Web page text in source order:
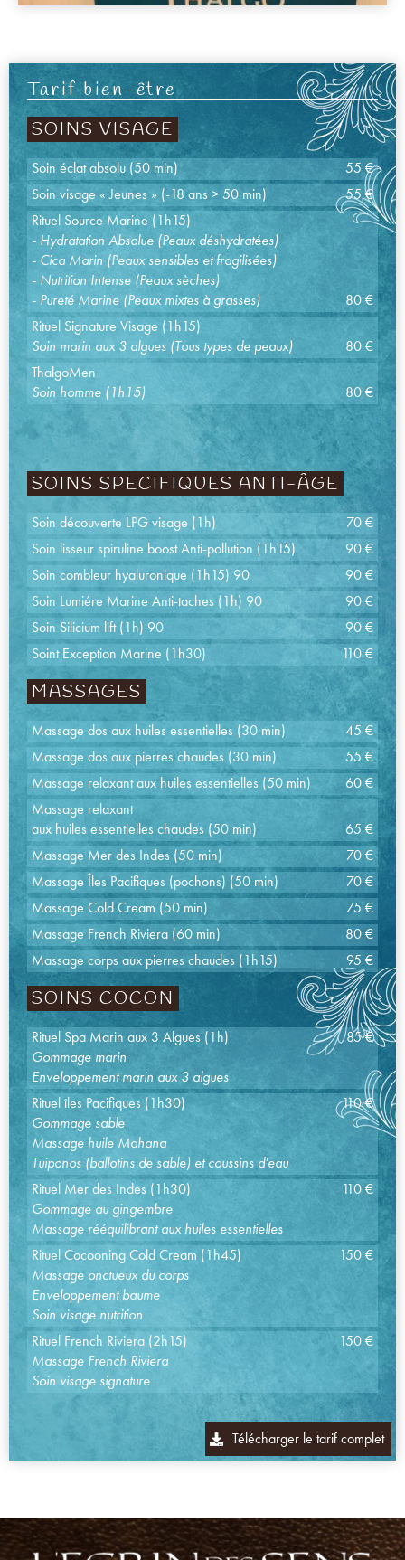
Télécharger le tarif complet
Tarif bien-être
SOINS VISAGE
Soin éclat absolu (50 min)
55 €
Soin visage « Jeunes » (-18 ans > 50 min)
55 €
Rituel Source Marine (1h15)
- Hydratation Absolue (Peaux déshydratées)
- Cica Marin (Peaux sensibles et fragilisées)
- Nutrition Intense (Peaux sèches)
- Pureté Marine (Peaux mixtes à grasses)
80 €
Rituel Signature Visage (1h15)
Soin marin aux 3 algues (Tous types de peaux)
80 €
ThalgoMen
Soin homme (1h15)
80 €
SOINS SPECIFIQUES ANTI-ÂGE
Soin découverte LPG visage (1h)
70 €
Soin lisseur spiruline boost Anti-pollution (1h15)
90 €
Soin combleur hyaluronique (1h15) 90
90 €
Soin Lumiére Marine Anti-taches (1h) 90
90 €
Soin Silicium lift (1h) 90
90 €
Soint Exception Marine (1h30)
110 €
MASSAGES
Massage dos aux huiles essentielles (30 min)
45 €
Massage dos aux pierres chaudes (30 min)
55 €
Massage relaxant aux huiles essentielles (50 min)
60 €
Massage relaxant
aux huiles essentielles chaudes (50 min)
65 €
Massage Mer des Indes (50 min)
70 €
Massage Îles Pacifiques (pochons) (50 min)
70 €
Massage Cold Cream (50 min)
75 €
Massage French Riviera (60 min)
80 €
Massage corps aux pierres chaudes (1h15)
95 €
SOINS COCON
Rituel Spa Marin aux 3 Algues (1h)
85 €
Gommage marin
Enveloppement marin aux 3 algues
Rituel îles Pacifiques (1h30)
110 €
Gommage sable
Massage huile Mahana
Tuiponos (ballotins de sable) et coussins d'eau
Rituel Mer des Indes (1h30)
110 €
Gommage au gingembre
Massage rééquilibrant aux huiles essentielles
Rituel Cocooning Cold Cream (1h45)
150 €
Massage onctueux du corps
Enveloppement baume
Soin visage nutrition
Rituel French Riviera (2h15)
150 €
Massage French Riviera
Soin visage signature